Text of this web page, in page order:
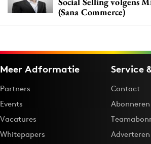
(Sana Commerce)
Meer Adformatie
Partners
Events
Vacatures
Whitepapers
Service
Contact
Abonneren
Adverteren